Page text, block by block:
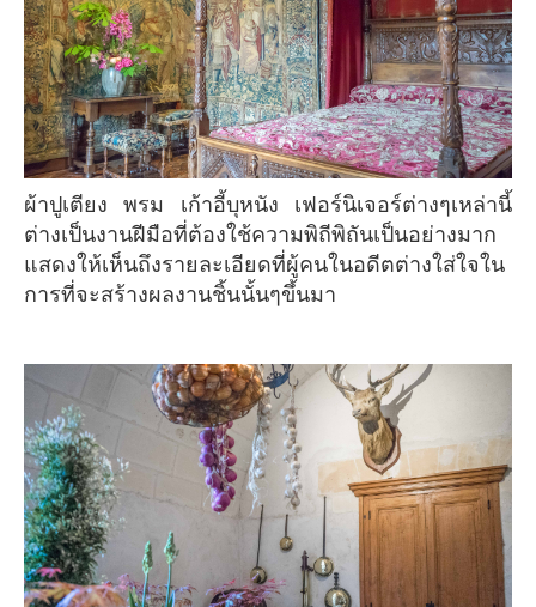
ผ้าปูเตียง พรม เก้าอี้บุหนัง เฟอร์นิเจอร์ต่างๆเหล่านี้
ต่างเป็นงานฝีมือที่ต้องใช้ความพิถีพิถันเป็นอย่างมาก
แสดงให้เห็นถึงรายละเอียดที่ผู้คนในอดีตต่างใส่ใจใน
การที่จะสร้างผลงานชิ้นนั้นๆขึ้นมา